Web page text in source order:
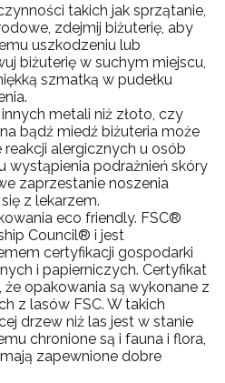
takich jak sprzątanie,
zdejmij biżuterię, aby
uszkodzeniu lub
biżuterię w suchym miejscu,
szmatką w pudełku
metali niż złoto, czy
bądź miedź biżuteria może
alergicznych u osób
wystąpienia podrażnień skóry
zaprzestanie noszenia
z lekarzem.
eco friendly. FSC®
Council® i jest
certyfikacji gospodarki
i papierniczych. Certyfikat
że opakowania są wykonane z
z lasów FSC. W takich
drzew niż las jest w stanie
chronione są i fauna i flora,
zapewnione dobre